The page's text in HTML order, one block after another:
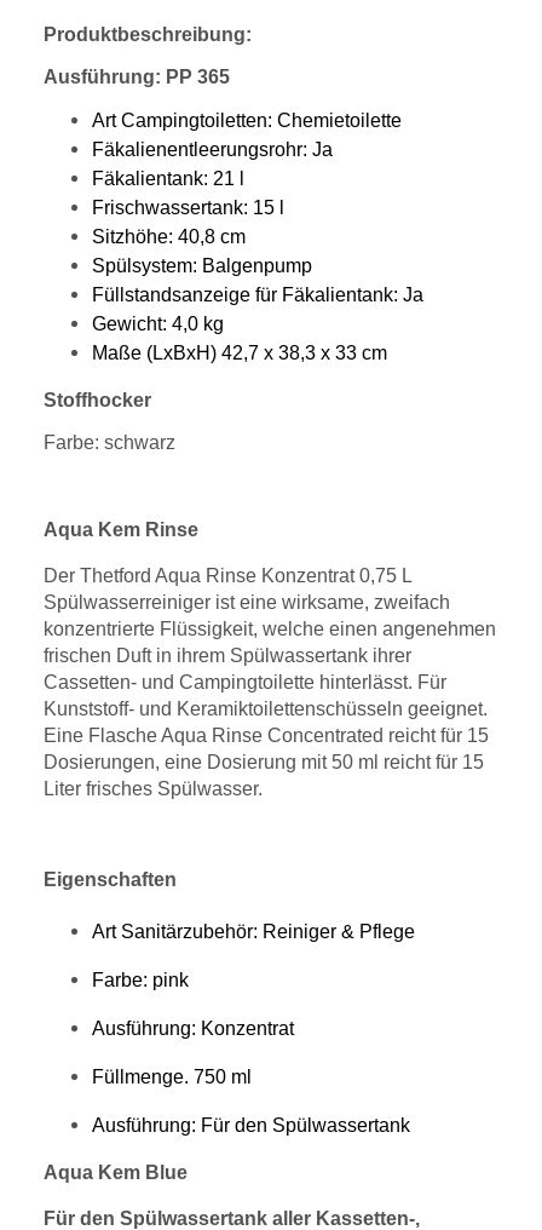
Produktbeschreibung:
Ausführung: PP 365
Art Campingtoiletten: Chemietoilette
Fäkalienentleerungsrohr: Ja
Fäkalientank: 21 l
Frischwassertank: 15 l
Sitzhöhe: 40,8 cm
Spülsystem: Balgenpump
Füllstandsanzeige für Fäkalientank: Ja
Gewicht: 4,0 kg
Maße (LxBxH) 42,7 x 38,3 x 33 cm
Stoffhocker
Farbe: schwarz
Aqua Kem Rinse
Der Thetford Aqua Rinse Konzentrat 0,75 L
Spülwasserreiniger ist eine wirksame, zweifach
konzentrierte Flüssigkeit, welche einen angenehmen
frischen Duft in ihrem Spülwassertank ihrer
Cassetten- und Campingtoilette hinterlässt. Für
Kunststoff- und Keramiktoilettenschüsseln geeignet.
Eine Flasche Aqua Rinse Concentrated reicht für 15
Dosierungen, eine Dosierung mit 50 ml reicht für 15
Liter frisches Spülwasser.
Eigenschaften
Art Sanitärzubehör: Reiniger & Pflege
Farbe: pink
Ausführung: Konzentrat
Füllmenge. 750 ml
Ausführung: Für den Spülwassertank
Aqua Kem Blue
Für den Spülwassertank aller Kassetten-,